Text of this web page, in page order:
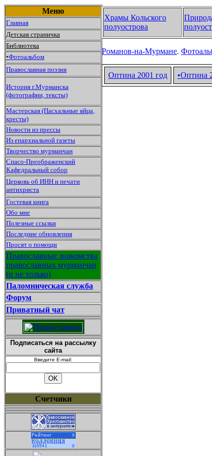
Меню
Главная
Детская страничка
Библиотека
•Фотоальбом
Православная поэзия
История г.Мурманска
(фотографии, тексты)
Мастерская (Пасхальные яйца,
кресты)
Новости из прессы
Из епархиальной газеты
Творчество мурманчан
Спасо-Преображенский
Кафедральный собор
Церковь об ИНН и печати
антихриста
Гостевая книга
Обо мне
Полезные ссылки
Последние обновления
Просят о помощи
Православные знакомства
православных мурманчан
(и не только)
Паломническая служба
Форум
Приватный чат
Подписаться на рассылку
сайта
Введите E-mail:
Счетчики
Храмы Кольского
полуострова
Романов-на-Мурмане.
Оптина 2001 год •Оптина